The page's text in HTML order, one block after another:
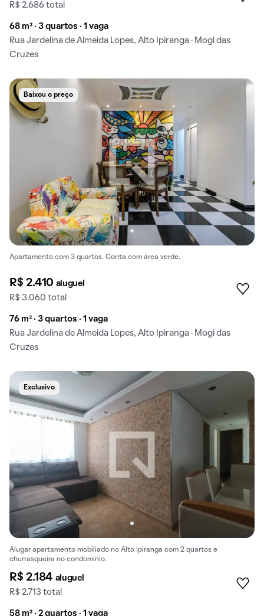
R$ 2.686 total
68 m² · 3 quartos · 1 vaga
Rua Jardelina de Almeida Lopes, Alto Ipiranga · Mogi das
Cruzes
Baixou o preço
Apartamento com 3 quartos. Conta com área verde.
R$ 2.410 aluguel
R$ 3.060 total
76 m² · 3 quartos · 1 vaga
Rua Jardelina de Almeida Lopes, Alto Ipiranga · Mogi das
Cruzes
Exclusivo
Alugar apartamento mobiliado no Alto Ipiranga com 2 quartos e
churrasqueira no condomínio.
R$ 2.184 aluguel
R$ 2.713 total
58 m² · 2 quartos · 1 vaga